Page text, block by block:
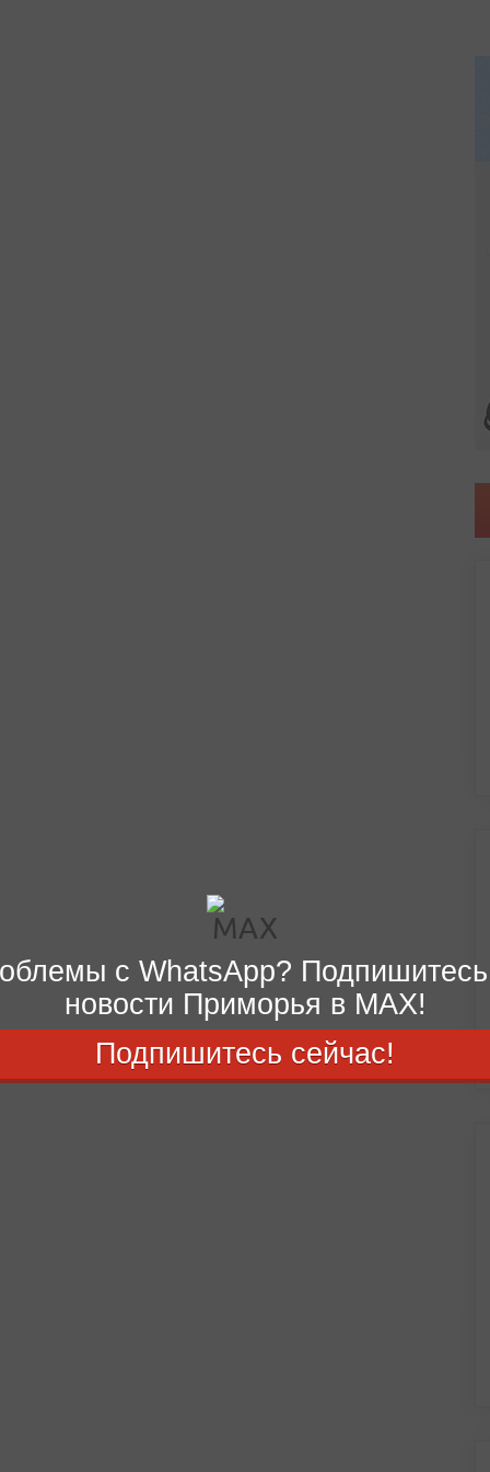
с WhatsApp?
новости Приморья в MAX!
Подпишитесь сейчас!